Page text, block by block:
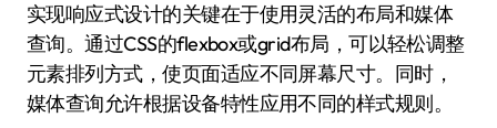
实现响应式设计的关键在于使用灵活的布局和媒体
查询。通过CSS的flexbox或grid布局，可以轻松调整
元素排列方式，使页面适应不同屏幕尺寸。同时，
媒体查询允许根据设备特性应用不同的样式规则。